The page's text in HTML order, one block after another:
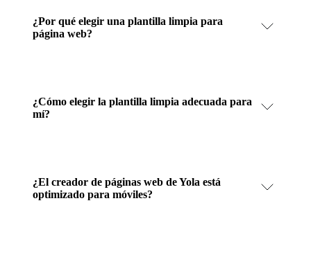
¿Por qué elegir una plantilla limpia para
página web?
¿Cómo elegir la plantilla limpia adecuada para
mí?
¿El creador de páginas web de Yola está
optimizado para móviles?